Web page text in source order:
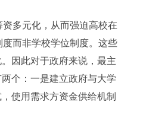
多元化，从而强迫高校在
而非学校学位制度。这些
因此对于政府来说，最主
个：一是建立政府与大学
使用需求方资金供给机制